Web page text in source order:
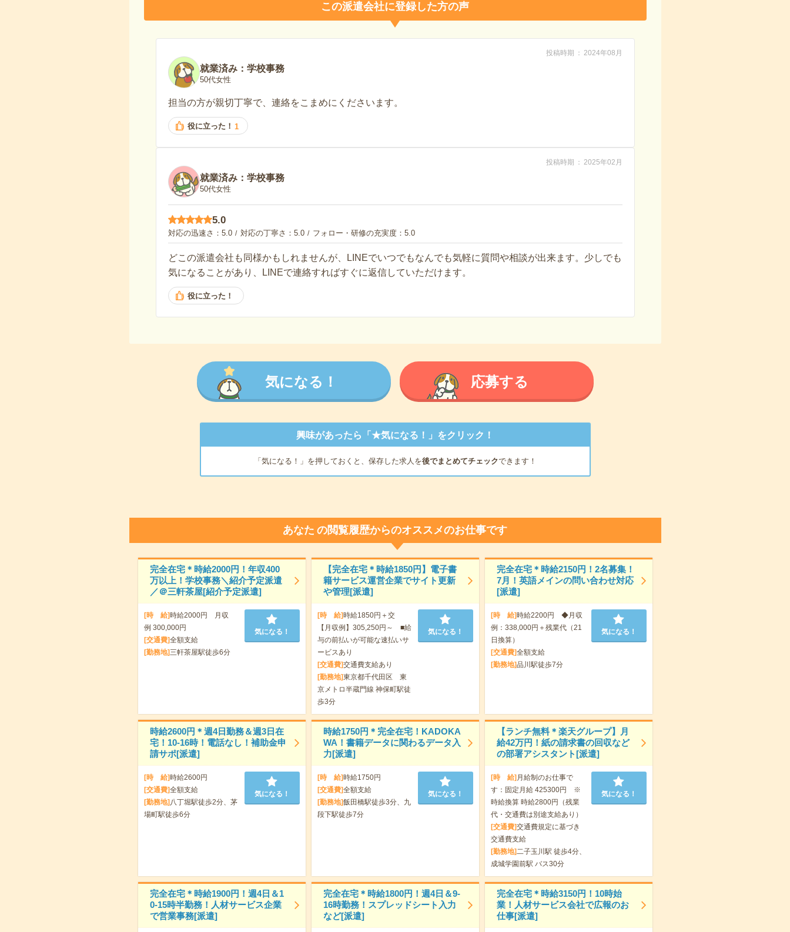
この派遣会社に登録した方の声
投稿時期 2024年08月
就業済み：学校事務
50代女性
担当の方が親切丁寧で、連絡をこまめにくださいます。
役に立った！ 1
投稿時期 2025年02月
就業済み：学校事務
50代女性
5.0
対応の迅速さ 5.0 対応の丁寧さ 5.0 フォロー・研修の充実度 5.0
どこの派遣会社も同様かもしれませんが、LINEでいつでもなんでも気軽に質問や相談が出来ます。少しでも
気になることがあり、LINEで連絡すればすぐに返信していただけます。
役に立った！
気になる！ 応募する
興味があったら「★気になる！」をクリック！
「気になる！」を押しておくと、保存した求人を後でまとめてチェックできます！
あなた の閲覧履歴からのオススメのお仕事です
完全在宅＊時給2000円！年収400
万以上！学校事務＼紹介予定派遣
／＠三軒茶屋[紹介予定派遣]
[時 給]時給2000円 月収
例 300,000円
[交通費]全額支給
[勤務地]三軒茶屋駅徒歩6分
気になる！
【完全在宅＊時給1850円】電子書
籍サービス運営企業でサイト更新
や管理[派遣]
[時 給]時給1850円＋交
【月収例】305,250円～ ■給
与の前払いが可能な速払いサ
ービスあり
[交通費]交通費支給あり
[勤務地]東京都千代田区 東
京メトロ半蔵門線 神保町駅徒
歩3分
気になる！
完全在宅＊時給2150円！2名募集！
7月！英語メインの問い合わせ対応
[派遣]
[時 給]時給2200円 ◆月収
例：338,000円＋残業代（21
日換算）
[交通費]全額支給
[勤務地]品川駅徒歩7分
気になる！
時給2600円＊週4日勤務＆週3日在
宅！10-16時！電話なし！補助金申
請サポ[派遣]
[時 給]時給2600円
[交通費]全額支給
[勤務地] 八丁堀駅徒歩2分、茅
場町駅徒歩6分
気になる！
時給1750円＊完全在宅！KADOKA
WA！書籍データに関わるデータ入
力[派遣]
[時 給]時給1750円
[交通費]全額支給
[勤務地]飯田橋駅徒歩3分、九
段下駅徒歩7分
気になる！
【ランチ無料＊楽天グループ】月
給42万円！紙の請求書の回収など
の部署アシスタント[派遣]
[時 給] 月給制のお仕事で
す：固定月給 425300円 ※
時給換算 時給2800円（残業
代・交通費は別途支給あり）
[交通費]交通費規定に基づき
交通費支給
[勤務地]二子玉川駅 徒歩4分、
成城学園前駅 バス30分
気になる！
完全在宅＊時給1900円！週4日＆1
0-15時半勤務！人材サービス企業
で営業事務[派遣]
完全在宅＊時給1800円！週4日＆9-
16時勤務！スプレッドシート入力
など[派遣]
完全在宅＊時給3150円！10時始
業！人材サービス会社で広報のお
仕事[派遣]